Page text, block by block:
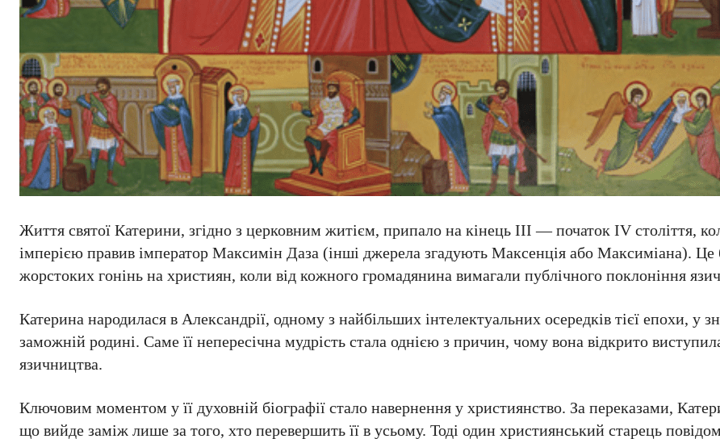
Життя святої Катерини, згідно з церковним житієм, припало на кінець III — початок IV століття,
імперією правив імператор Максимін Даза (інші джерела згадують Максенція або Максиміана). Це
жорстоких гонінь на християн, коли від кожного громадянина вимагали публічного поклоніння
Катерина народилася в Александрії, одному з найбільших інтелектуальних осередків тієї епохи, у
заможній родині. Саме її непересічна мудрість стала однією з причин, чому вона відкрито
язичництва.
Ключовим моментом у її духовній біографії стало навернення у християнство. За переказами,
що вийде заміж лише за того, хто перевершить її в усьому. Тоді один християнський старець